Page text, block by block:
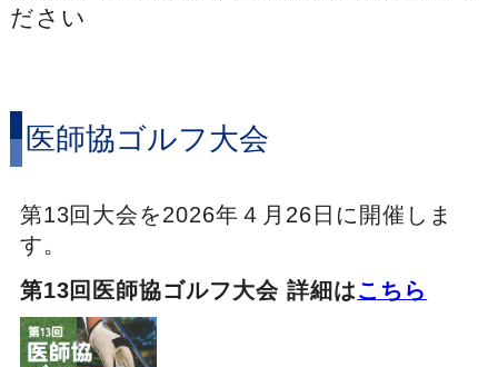
ださい
医師協ゴルフ大会
第13回大会を2026年４月26日に開催しま
す。
第13回医師協ゴルフ大会 詳細はこちら